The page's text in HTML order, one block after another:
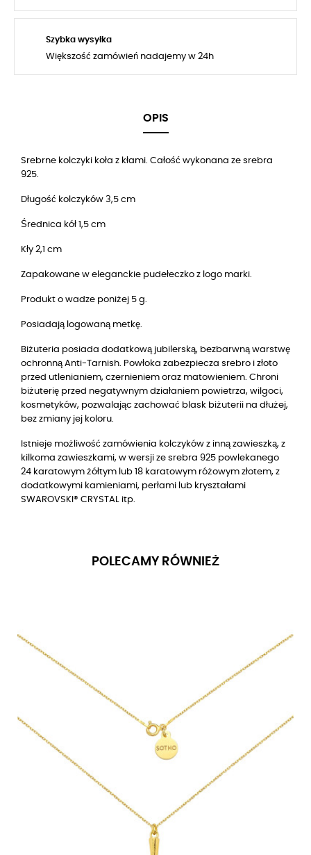
Szybka wysyłka
Większość zamówień nadajemy w 24h
OPIS
Srebrne kolczyki koła z kłami. Całość wykonana ze srebra
925.
Długość kolczyków 3,5 cm
Średnica kół 1,5 cm
Kły 2,1 cm
Zapakowane w eleganckie pudełeczko z logo marki.
Produkt o wadze poniżej 5 g.
Posiadają logowaną metkę.
Biżuteria posiada dodatkową jubilerską, bezbarwną warstwę
ochronną Anti-Tarnish. Powłoka zabezpiecza srebro i złoto
przed utlenianiem, czernieniem oraz matowieniem. Chroni
biżuterię przed negatywnym działaniem powietrza, wilgoci,
kosmetyków, pozwalając zachować blask biżuterii na dłużej,
bez zmiany jej koloru.
Istnieje możliwość zamówienia kolczyków z inną zawieszką, z
kilkoma zawieszkami, w wersji ze srebra 925 powlekanego
24 karatowym żółtym lub 18 karatowym różowym złotem, z
dodatkowymi kamieniami, perłami lub kryształami
SWAROVSKI® CRYSTAL itp.
POLECAMY RÓWNIEŻ